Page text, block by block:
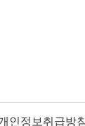
인정보취급방